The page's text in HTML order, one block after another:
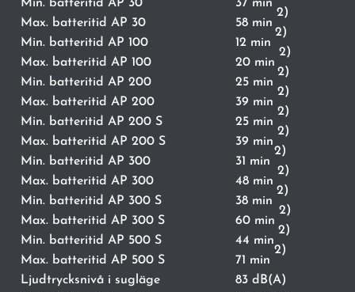
Min. batteritid AP 30
37 min
Max. batteritid AP 30
58 min
2)
Min. batteritid AP 100 12 min
2)
Max. batteritid AP 100 20 min
2)
Min. batteritid AP 200 25 min
2)
Max. batteritid AP 200 39 min
2)
Min. batteritid AP 200 S 25 min
2)
Max. batteritid AP 200 S 39 min
2)
Min. batteritid AP 300 31 min
2)
Max. batteritid AP 300 48 min
2)
Min. batteritid AP 300 S 38 min
2)
Max. batteritid AP 300 S 60 min
2)
Min. batteritid AP 500 S 44 min
2)
Max. batteritid AP 500 S 71 min
2)
Ljudtrycksnivå i sugläge
83 dB(A)